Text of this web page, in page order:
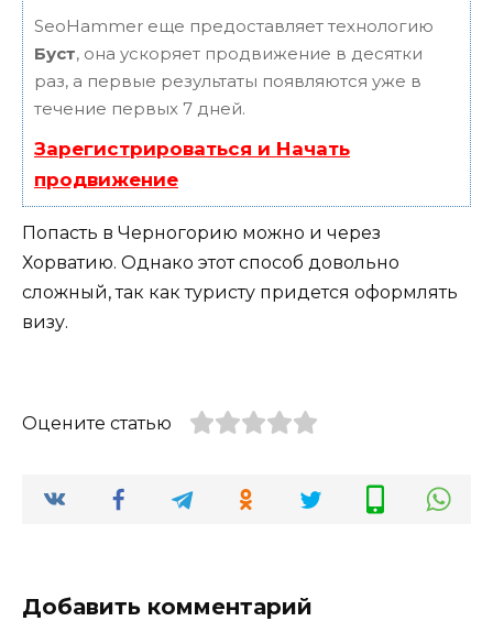
SeoHammer еще предоставляет технологию
Буст, она ускоряет продвижение в десятки
раз, а первые результаты появляются уже в
течение первых 7 дней.
Зарегистрироваться и Начать
продвижение
Попасть в Черногорию можно и через
Хорватию. Однако этот способ довольно
сложный, так как туристу придется оформлять
визу.
Оцените статью
Добавить комментарий